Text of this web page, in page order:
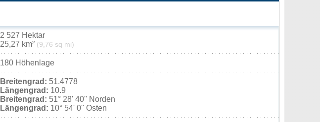
2 527 Hektar
25,27 km² (9,76 sq mi)
180 Höhenlage
Breitengrad: 51.4778
Längengrad: 10.9
Breitengrad: 51° 28' 40'' Norden
Längengrad: 10° 54' 0'' Osten